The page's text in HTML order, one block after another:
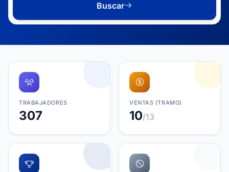
Buscar
TRABAJADORES
307
VENTAS (TRAMO)
10/13